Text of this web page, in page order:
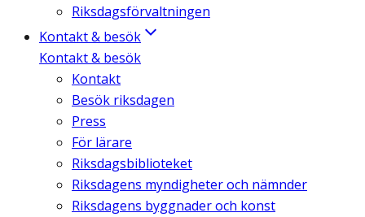
Riksdagsförvaltningen
Kontakt & besök
Kontakt & besök
Kontakt
Besök riksdagen
Press
För lärare
Riksdagsbiblioteket
Riksdagens myndigheter och nämnder
Riksdagens byggnader och konst